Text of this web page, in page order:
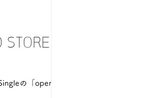
の「open